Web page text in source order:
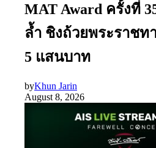
MAT Award ครั้งที่
ล้ำ ชิงถ้วยพระราชท
5 แสนบาท
byKhun Jarin
August 8, 2026